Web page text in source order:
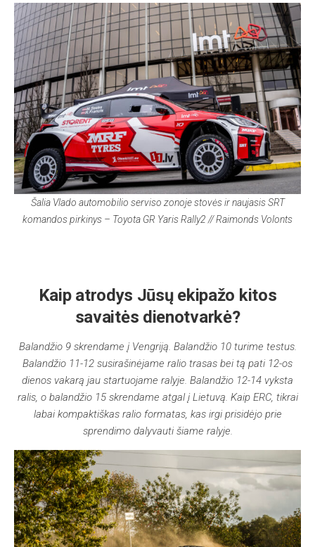
Šalia Vlado automobilio serviso zonoje stovės ir naujasis SRT
komandos pirkinys – Toyota GR Yaris Rally2 // Raimonds Volonts
Kaip atrodys Jūsų ekipažo kitos
savaitės dienotvarkė?
Balandžio 9 skrendame į Vengriją. Balandžio 10 turime testus.
Balandžio 11-12 susirašinėjame ralio trasas bei tą pati 12-os
dienos vakarą jau startuojame ralyje. Balandžio 12-14 vyksta
ralis, o balandžio 15 skrendame atgal į Lietuvą. Kaip ERC, tikrai
labai kompaktiškas ralio formatas, kas irgi prisidėjo prie
sprendimo dalyvauti šiame ralyje.